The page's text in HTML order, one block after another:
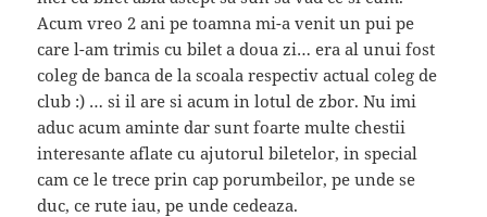
Acum vreo 2 ani pe toamna mi-a venit un pui pe
care l-am trimis cu bilet a doua zi… era al unui fost
coleg de banca de la scoala respectiv actual coleg de
club :) … si il are si acum in lotul de zbor. Nu imi
aduc acum aminte dar sunt foarte multe chestii
interesante aflate cu ajutorul biletelor, in special
cam ce le trece prin cap porumbeilor, pe unde se
duc, ce rute iau, pe unde cedeaza.